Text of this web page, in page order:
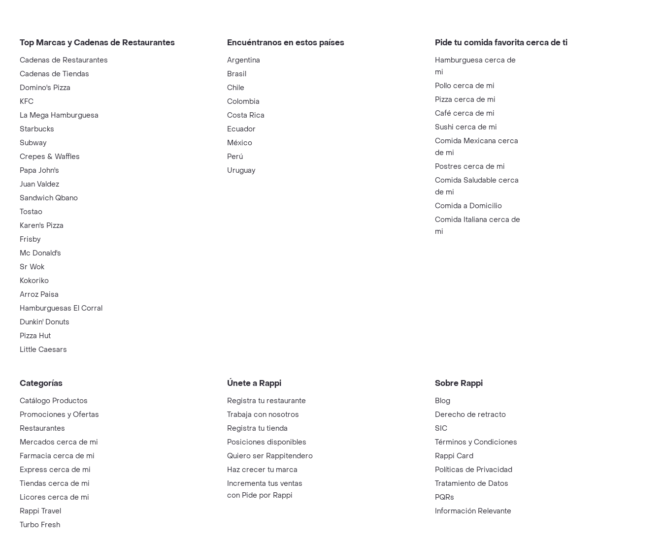
Top Marcas y Cadenas de Restaurantes
Cadenas de Restaurantes
Cadenas de Tiendas
Domino's Pizza
KFC
La Mega Hamburguesa
Starbucks
Subway
Crepes & Waffles
Papa John's
Juan Valdez
Sandwich Qbano
Tostao
Karen's Pizza
Frisby
Mc Donald's
Sr Wok
Kokoriko
Arroz Paisa
Hamburguesas El Corral
Dunkin' Donuts
Pizza Hut
Little Caesars
Encuéntranos en estos países
Argentina
Brasil
Chile
Colombia
Costa Rica
Ecuador
México
Perú
Uruguay
Pide tu comida favorita cerca de ti
Hamburguesa cerca de
mi
Pollo cerca de mi
Pizza cerca de mi
Café cerca de mi
Sushi cerca de mi
Comida Mexicana cerca
de mi
Postres cerca de mi
Comida Saludable cerca
de mi
Comida a Domicilio
Comida Italiana cerca de
mi
Categorías
Catálogo Productos
Promociones y Ofertas
Restaurantes
Mercados cerca de mi
Farmacia cerca de mi
Express cerca de mi
Tiendas cerca de mi
Licores cerca de mi
Rappi Travel
Turbo Fresh
Únete a Rappi
Registra tu restaurante
Trabaja con nosotros
Registra tu tienda
Posiciones disponibles
Quiero ser Rappitendero
Haz crecer tu marca
Incrementa tus ventas
con Pide por Rappi
Sobre Rappi
Blog
Derecho de retracto
SIC
Términos y Condiciones
Rappi Card
Políticas de Privacidad
Tratamiento de Datos
PQRs
Información Relevante